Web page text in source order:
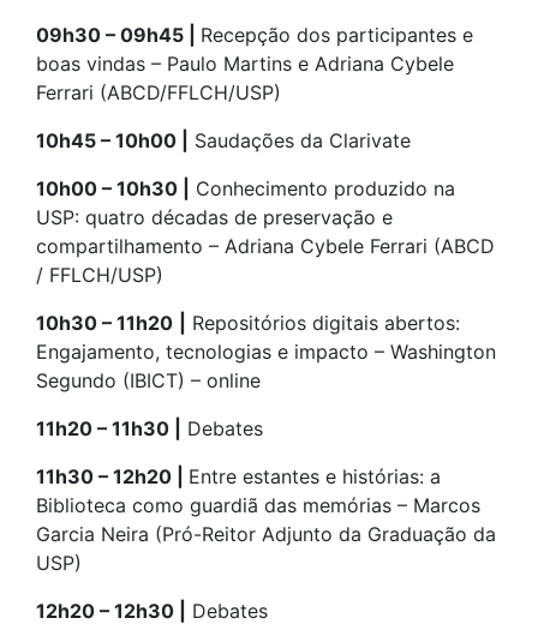
09h30 – 09h45 | Recepção dos participantes e
boas vindas – Paulo Martins e Adriana Cybele
Ferrari (ABCD/FFLCH/USP)
10h45 – 10h00 |
Saudações da Clarivate
10h00 – 10h30 |
Conhecimento produzido na
USP: quatro décadas de preservação e
compartilhamento – Adriana Cybele Ferrari (ABCD
/ FFLCH/USP)
10h30 – 11h20
Repositórios digitais abertos:
Engajamento, tecnologias e impacto – Washington
Segundo (IBICT) – online
11h20 – 11h30 |
Debates
11h30 – 12h20 | Entre estantes e histórias: a
Biblioteca como guardiã das memórias – Marcos
Garcia Neira (Pró-Reitor Adjunto da Graduação da
USP)
12h20 – 12h30 |
Debates